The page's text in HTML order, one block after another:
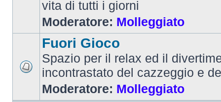
vita di tutti i giorni
Moderatore: Molleggiato
Fuori Gioco
Spazio per il relax ed il
incontrastato del cazzeggio e
Moderatore: Molleggiato